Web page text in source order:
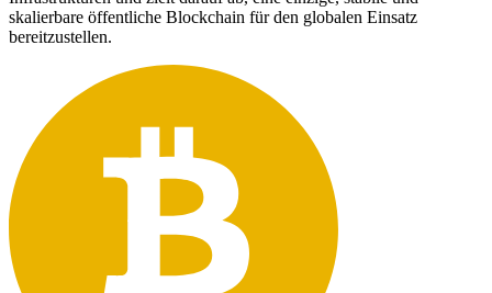
skalierbare öffentliche Blockchain für den globalen Einsatz
bereitzustellen.